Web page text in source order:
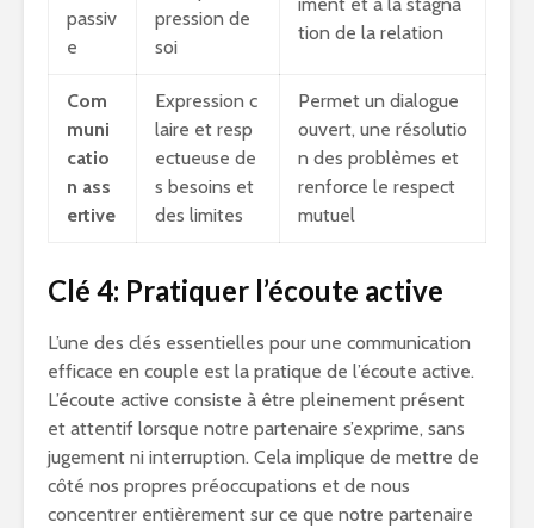
passiv
e
pression de
soi
tion de la relation
Com
muni
catio
n ass
ertive
Expression c
laire et resp
ectueuse de
s besoins et
des limites
Permet un dialogue
ouvert, une résolutio
n des problèmes et
renforce le respect
mutuel
Clé 4: Pratiquer l’écoute active
L’une des clés essentielles pour une communication
efficace en couple est la pratique de l’écoute active.
L’écoute active consiste à être pleinement présent
et attentif lorsque notre partenaire s’exprime, sans
jugement ni interruption. Cela implique de mettre de
côté nos propres préoccupations et de nous
concentrer entièrement sur ce que notre partenaire